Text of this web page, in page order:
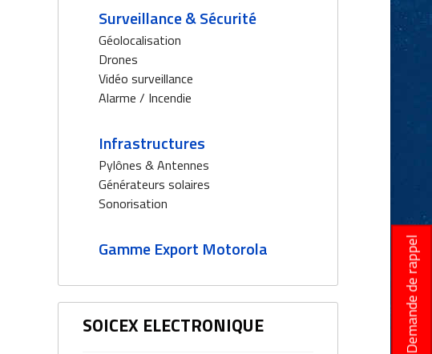
Surveillance & Sécurité
Géolocalisation
Drones
Vidéo surveillance
Alarme / Incendie
Infrastructures
Pylônes & Antennes
Générateurs solaires
Sonorisation
Gamme Export Motorola
SOICEX ELECTRONIQUE Demande de rappel